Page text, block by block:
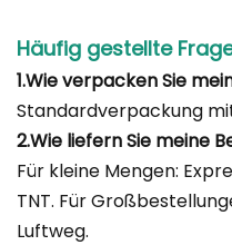
Häufig gestellte
1.Wie verpacken Sie
Standardverpackung
2.Wie liefern Sie meine
Für kleine Mengen:
TNT. Für
Luftweg.